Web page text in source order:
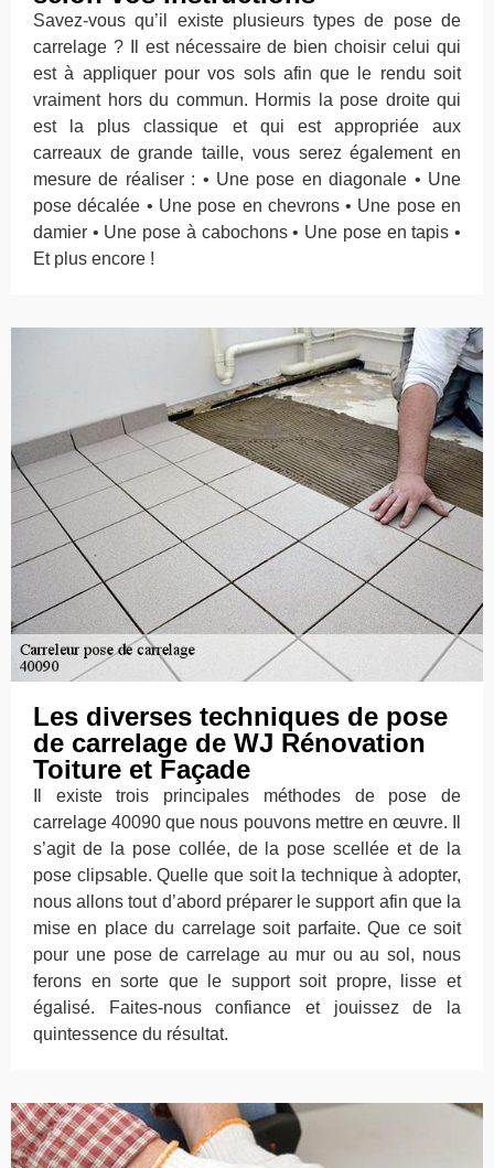
Savez-vous qu’il existe plusieurs types de pose de
carrelage ? Il est nécessaire de bien choisir celui qui
est à appliquer pour vos sols afin que le rendu soit
vraiment hors du commun. Hormis la pose droite qui
est la plus classique et qui est appropriée aux
carreaux de grande taille, vous serez également en
mesure de réaliser : • Une pose en diagonale • Une
pose décalée • Une pose en chevrons • Une pose en
damier • Une pose à cabochons • Une pose en tapis •
Et plus encore !
Les diverses techniques de pose
de carrelage de WJ Rénovation
Toiture et Façade
Il existe trois principales méthodes de pose de
carrelage 40090 que nous pouvons mettre en œuvre. Il
s’agit de la pose collée, de la pose scellée et de la
pose clipsable. Quelle que soit la technique à adopter,
nous allons tout d’abord préparer le support afin que la
mise en place du carrelage soit parfaite. Que ce soit
pour une pose de carrelage au mur ou au sol, nous
ferons en sorte que le support soit propre, lisse et
égalisé. Faites-nous confiance et jouissez de la
quintessence du résultat.